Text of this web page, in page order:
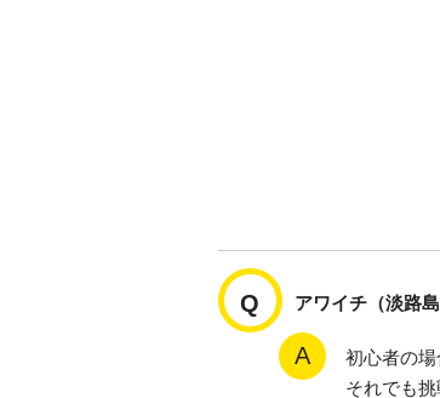
アワイチ（淡路
初心者の
それでも